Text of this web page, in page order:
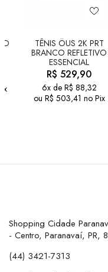
TÊNIS ÖUS 2K PRT
BRANCO REFLETIVO
ESSENCIAL
R$ 529,90
6x de R$ 88,32
ou R$ 503,41 no Pix
Shopping Cidade
- Centro, Paranavaí, PR,
(44) 3421-7313